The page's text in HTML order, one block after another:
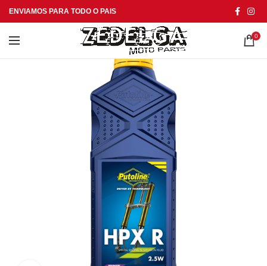
ENVIAMOS PARA TODO O PAIS
0